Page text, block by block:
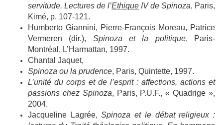
servitude. Lectures de l’Ethique IV de Spinoza, Paris,
Kimé, p. 107-121.
Humberto Giannini, Pierre-François Moreau, Patrice
Vermeren (dir.), Spinoza et la politique, Paris-
Montréal, L’Harmattan, 1997.
Chantal Jaquet,
Spinoza ou la prudence, Paris, Quintette, 1997.
L’unité du corps et de l’esprit : affections, actions et
passions chez Spinoza, Paris, P.U.F., « Quadrige »,
2004.
Jacqueline Lagrée,Spinoza et le débat religieux :